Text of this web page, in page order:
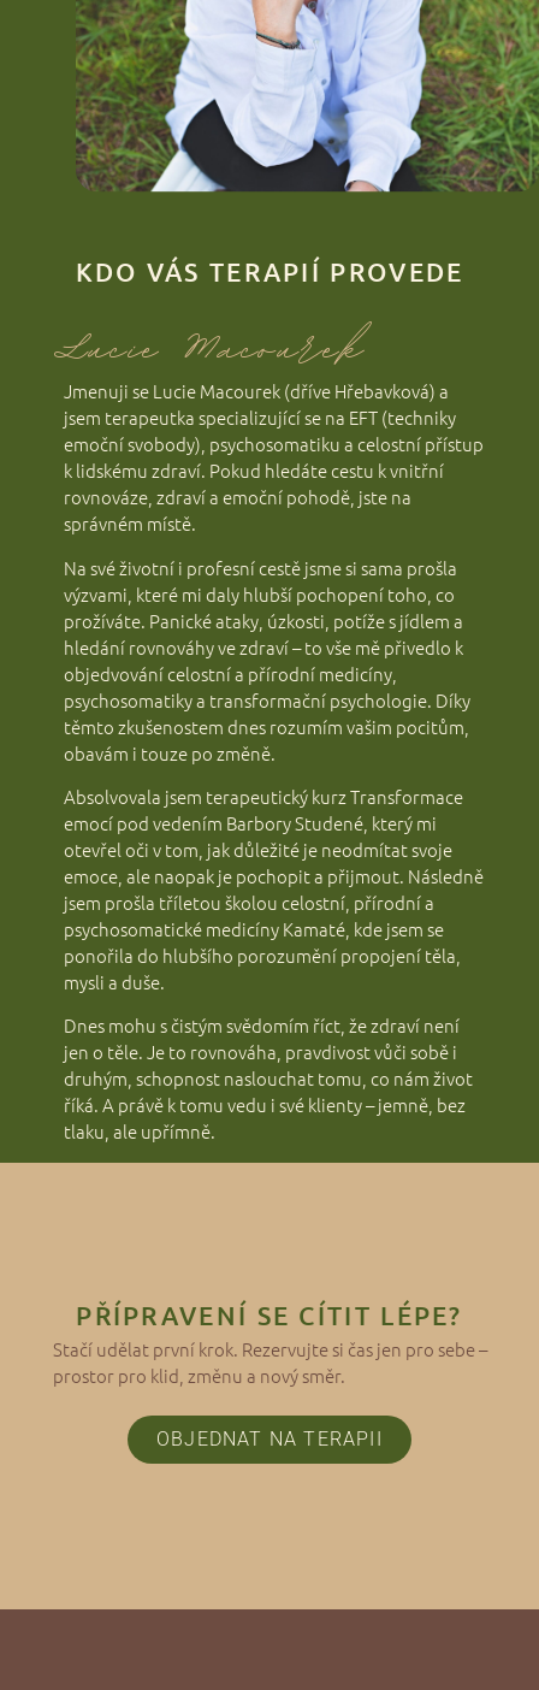
KDO VÁS TERAPIÍ PROVEDE
Lucie Macourek
Jmenuji se Lucie Macourek (dříve Hřebavková) a
jsem terapeutka specializující se na EFT (techniky
emoční svobody), psychosomatiku a celostní přístup
k lidskému zdraví. Pokud hledáte cestu k vnitřní
rovnováze, zdraví a emoční pohodě, jste na
správném místě.
Na své životní i profesní cestě jsme si sama prošla
výzvami, které mi daly hlubší pochopení toho, co
prožíváte. Panické ataky, úzkosti, potíže s jídlem a
hledání rovnováhy ve zdraví – to vše mě přivedlo k
objedvování celostní a přírodní medicíny,
psychosomatiky a transformační psychologie. Díky
těmto zkušenostem dnes rozumím vašim pocitům,
obavám i touze po změně.
Absolvovala jsem terapeutický kurz Transformace
emocí pod vedením Barbory Studené, který mi
otevřel oči v tom, jak důležité je neodmítat svoje
emoce, ale naopak je pochopit a přijmout. Následně
jsem prošla tříletou školou celostní, přírodní a
psychosomatické medicíny Kamaté, kde jsem se
ponořila do hlubšího porozumění propojení těla,
mysli a duše.
Dnes mohu s čistým svědomím říct, že zdraví není
jen o těle. Je to rovnováha, pravdivost vůči sobě i
druhým, schopnost naslouchat tomu, co nám život
říká. A právě k tomu vedu i své klienty – jemně, bez
tlaku, ale upřímně.
PŘÍPRAVENÍ SE CÍTIT LÉPE?
Stačí udělat první krok. Rezervujte si čas jen pro sebe –
prostor pro klid, změnu a nový směr.
OBJEDNAT NA TERAPII